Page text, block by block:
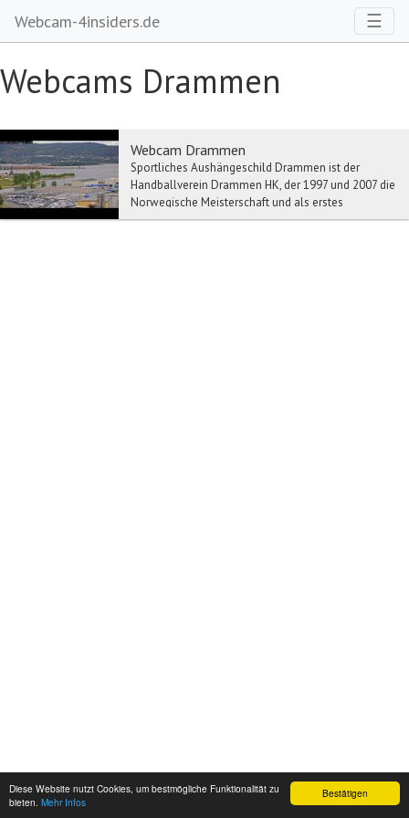
Bestätigen
Diese Website nutzt Cookies, um bestmögliche Funktionalität zu
bieten. Mehr Infos
Webcam-4insiders.de ☰
Webcams Drammen
Webcam Drammen
Sportliches Aushängeschild Drammen ist der
Handballverein Drammen HK, der 1997 und 2007 die
Norwegische Meisterschaft und als erstes
norwegisches T...